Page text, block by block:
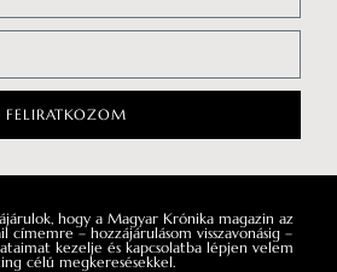
FELIRATKOZOM
hogy a Magyar Krónika magazin az
– hozzájárulásom visszavonásig –
kezelje és kapcsolatba lépjen velem
célú megkeresésekkel.